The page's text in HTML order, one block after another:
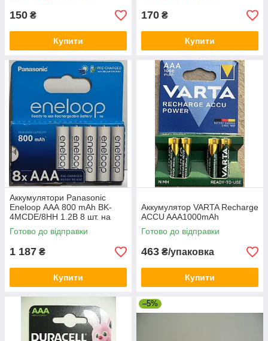
150 ₴
Купити
170 ₴
Купити
Аккумулятори Panasonic
Eneloop АAА 800 mAh BK-
4MCDE/8HH 1.2В 8 шт. на
блістері
Готово до відправки
1 187 ₴
Купити
Аккумулятор VARTA Recharge
ACCU AAA1000mAh
Готово до відправки
463 ₴/упаковка
Купити
–5%